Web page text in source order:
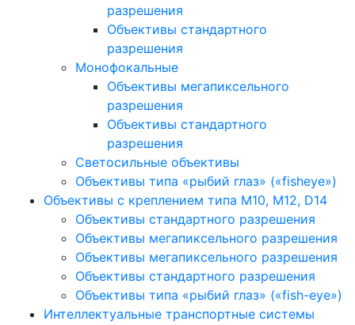
разрешения
Объективы стандартного
разрешения
Монофокальные
Объективы мегапиксельного
разрешения
Объективы стандартного
разрешения
Светосильные объективы
Объективы типа «рыбий глаз» («fisheye»)
Объективы с креплением типа M10, M12, D14
Объективы стандартного разрешения
Объективы мегапиксельного разрешения
Объективы мегапиксельного разрешения
Объективы стандартного разрешения
Объективы типа «рыбий глаз» («fish-eye»)
Интеллектуальные транспортные системы